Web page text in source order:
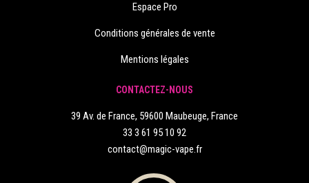
Espace Pro
Conditions générales de vente
Mentions légales
CONTACTEZ-NOUS
39 Av. de France, 59600 Maubeuge, France
33 3 61 95 10 92
contact@magic-vape.fr